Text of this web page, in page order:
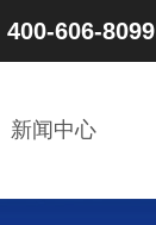
400-606-8099
新闻中心